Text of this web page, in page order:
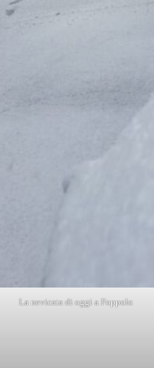
La nevicata di oggi a Foppolo